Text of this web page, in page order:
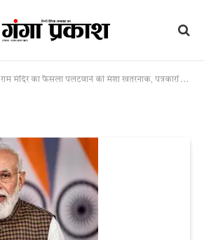
राम मंदिर का फैसला पलटवाने की मंशा खतरनाक, पत्रकारों से खास बातचीत में बोले पीएम मोदी